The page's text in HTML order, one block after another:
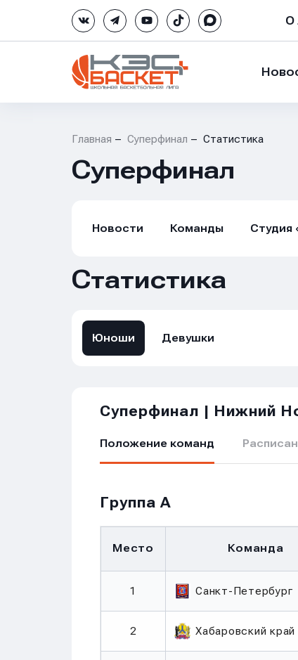
О
Главная Суперфинал Статистика
Суперфинал
Новости Команды Студия
Статистика
Юноши Девушки